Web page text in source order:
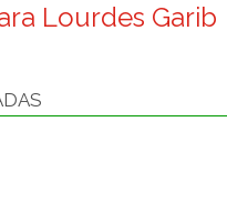
Lourdes Garib